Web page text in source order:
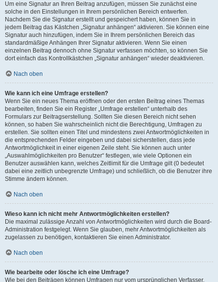
Um eine Signatur an Ihren Beitrag anzufügen, müssen Sie zunächst eine
solche in den Einstellungen in Ihrem persönlichen Bereich entwerfen.
Nachdem Sie die Signatur erstellt und gespeichert haben, können Sie in
jedem Beitrag das Kästchen „Signatur anhängen“ aktivieren. Sie können eine
Signatur auch hinzufügen, indem Sie in Ihrem persönlichen Bereich das
standardmäßige Anhängen Ihrer Signatur aktivieren. Wenn Sie einen
einzelnen Beitrag dennoch ohne Signatur verfassen möchten, so können Sie
dort einfach das Kontrollkästchen „Signatur anhängen“ wieder deaktivieren.
Nach oben
Wie kann ich eine Umfrage erstellen?
Wenn Sie ein neues Thema eröffnen oder den ersten Beitrag eines Themas
bearbeiten, finden Sie ein Register „Umfrage erstellen“ unterhalb des
Formulars zur Beitragserstellung. Sollten Sie diesen Bereich nicht sehen
können, so haben Sie wahrscheinlich nicht die Berechtigung, Umfragen zu
erstellen. Sie sollten einen Titel und mindestens zwei Antwortmöglichkeiten in
die entsprechenden Felder eingeben und dabei sicherstellen, dass jede
Antwortmöglichkeit in einer eigenen Zeile steht. Sie können auch unter
„Auswahlmöglichkeiten pro Benutzer“ festlegen, wie viele Optionen ein
Benutzer auswählen kann, welches Zeitlimit für die Umfrage gilt (0 bedeutet
dabei eine zeitlich unbegrenzte Umfrage) und schließlich, ob die Benutzer ihre
Stimme ändern können.
Nach oben
Wieso kann ich nicht mehr Antwortmöglichkeiten erstellen?
Die maximal zulässige Anzahl von Antwortmöglichkeiten wird durch die Board-
Administration festgelegt. Wenn Sie glauben, mehr Antwortmöglichkeiten als
zugelassen zu benötigen, kontaktieren Sie einen Administrator.
Nach oben
Wie bearbeite oder lösche ich eine Umfrage?
Wie bei den Beiträgen können Umfragen nur vom ursprünglichen Verfasser,